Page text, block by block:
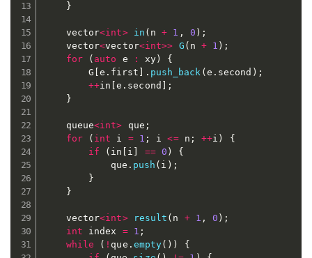
}
	vector
<int> in ( n + 1 , 0 ) ;
	vector
<vector<int>> G ( n + 1 ) ;
for
( auto e : xy )
{
		G
e . first . push_back ( e . second ) ;
++in [e . second
;
}
	queue
<int> que ;
for
( int i = 1 ; i <= n ; ++i )
{
if
( in i == 0 )
{
			que
. push ( i ) ;
}
}
	vector
<int> result ( n + 1 , 0 ) ;
int index = 1 ;
while
( ! que . empty( ) )
{